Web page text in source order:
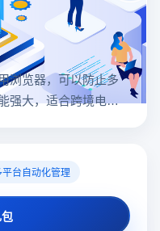
浏览器，可以防止多
强大，适合跨境电商
平台自动化管理